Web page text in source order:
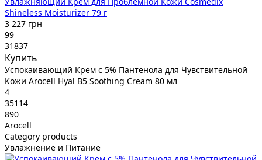
Shineless Moisturizer 79 г
3 227 грн
99
31837
Купить
Успокаивающий Крем с 5% Пантенола для Чувствительной
Кожи Arocell Hyal B5 Soothing Cream 80 мл
4
35114
890
Arocell
Category products
Увлажнение и Питание